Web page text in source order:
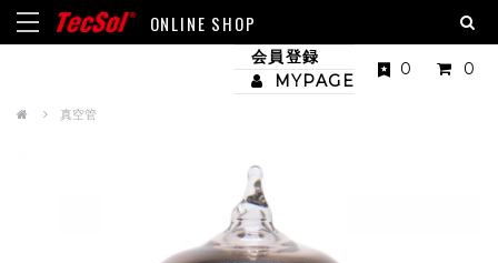
ONLINE SHOP
会員登録
MYPAGE
0 0
真空管